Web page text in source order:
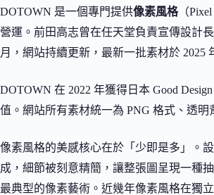
DOTOWN 是一個專門提供像素風格（
營運。前田高志曾在任天堂負責宣傳設計
月，網站持續更新，最新一批素材於 2025
DOTOWN 在 2022 年獲得日本 Good
值。網站所有素材統一為 PNG 格式、透
像素風格的美感核心在於「少即是多」。
成，細節被刻意精簡，讓整張圖呈現一種
最典型的像素藝術。近幾年像素風格在獨